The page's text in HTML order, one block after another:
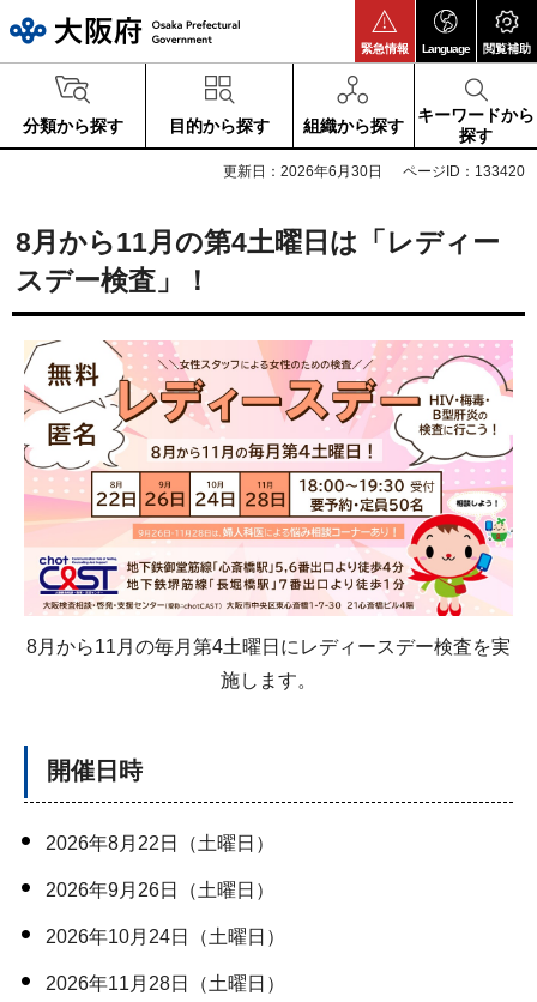
緊急情報 Language 閲覧補助
分類から探す 目的から探す 組織から探す
キーワードから
探す
更新日：2026年6月30日 ページID：133420
8月から11月の第4土曜日は「レディー
スデー検査」！
8月から11月の毎月第4土曜日にレディースデー検査を実
施します。
開催日時
2026年8月22日（土曜日）
2026年9月26日（土曜日）
2026年10月24日（土曜日）
2026年11月28日（土曜日）